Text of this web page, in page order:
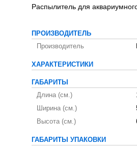
Распылитель для
ПРОИЗВОДИТЕЛЬ
Производитель
ХАРАКТЕРИСТИКИ
ГАБАРИТЫ
Длина (см.)
Ширина (см.)
Высота (см.)
ГАБАРИТЫ УПАКОВКИ